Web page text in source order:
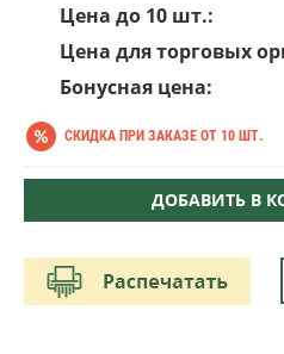
Цена до 10 шт.:
Цена для торговых
Бонусная цена:
СКИДКА ПРИ ЗАКАЗЕ ОТ 10 ШТ.
1 700
1 550
ДОБАВИТЬ В